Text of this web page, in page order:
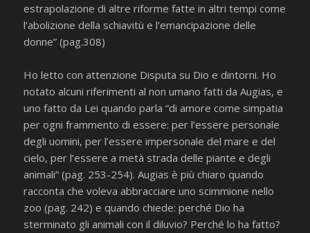
estrapolazione di altre riforme fatte in altri tempi come
l’abolizione della schiavitù e l’emancipazione delle
donne” (pag.308)
Ho letto con attenzione Disputa su Dio e dintorni. Ho
notato alcuni riferimenti al non umano fatti da Augias, e
uno fatto da Lei quando parla “di amore come simpatia
per ogni frammento di essere: per l’essere personale
degli uomini, per l’essere impersonale del mare e del
cielo, per l’essere a metà strada delle piante e degli
animali” (pag. 253-254). Augias è più chiaro quando
racconta che voleva abbracciare uno scimmione nello
zoo (pag. 242) e quando chiede: perché Dio ha
sterminato gli animali con il diluvio? Perché lo ha fatto?